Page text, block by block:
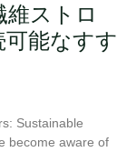
ストロ
可能なすす
Sustainable
become aware of